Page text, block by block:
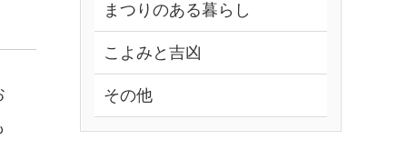
まつりのある暮らし
こよみと吉凶
その他